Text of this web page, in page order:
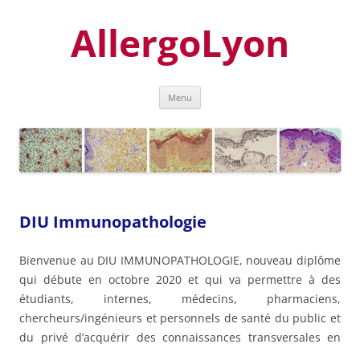
AllergoLyon
Menu
DIU Immunopathologie
Bienvenue au DIU IMMUNOPATHOLOGIE, nouveau diplôme
qui débute en octobre 2020 et qui va permettre à des
étudiants, internes, médecins, pharmaciens,
chercheurs/ingénieurs et personnels de santé du public et
du privé d’acquérir des connaissances transversales en